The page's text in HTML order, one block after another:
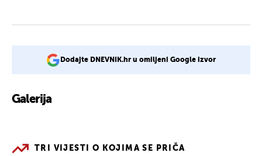
Dodajte DNEVNIK.hr u omiljeni Google izvor
Galerija
TRI VIJESTI O KOJIMA SE PRIČA